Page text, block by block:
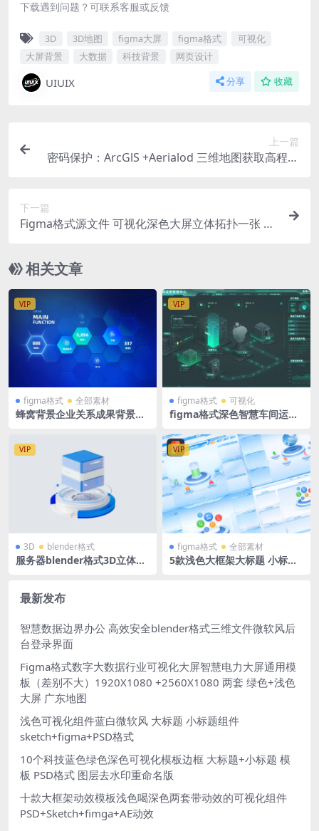
下载遇到问题？可联系客服或反馈
3D 3D地图 figma大屏 figma格式
可视化
大屏背景
大数据 科技背景 网页设计
UIUIX 分享 收藏
上一篇
密码保护：ArcGlS +Aerialod 三维地图获取高程高
下一篇
Figma格式源文件 可视化深色大屏立体拓扑一张 可
相关文章
VIP
figma格式 全部素材
蜂窝背景企业关系成果背景墙
VIP
figma格式 可视化
figma格式深色智慧车间运营
化大屏绿色版
VIP
3D blender格式
服务器blender格式3D立体图
VIP
figma格式 全部素材
5款浅色大框架大标题 小标题
最新发布
智慧数据边界办公 高效安全blender格式三维文件微软风后
台登录界面
Figma格式数字大数据行业可视化大屏智慧电力大屏通用模
板（差别不大）1920X1080 +2560X1080 两套 绿色+浅色
大屏 广东地图
浅色可视化组件蓝白微软风 大标题 小标题组件
sketch+figma+PSD格式
10个科技蓝色绿色深色可视化模板边框 大标题+小标题 模
板 PSD格式 图层去水印重命名版
十款大框架动效模板浅色喝深色两套带动效的可视化组件
PSD+Sketch+fimga+AE动效